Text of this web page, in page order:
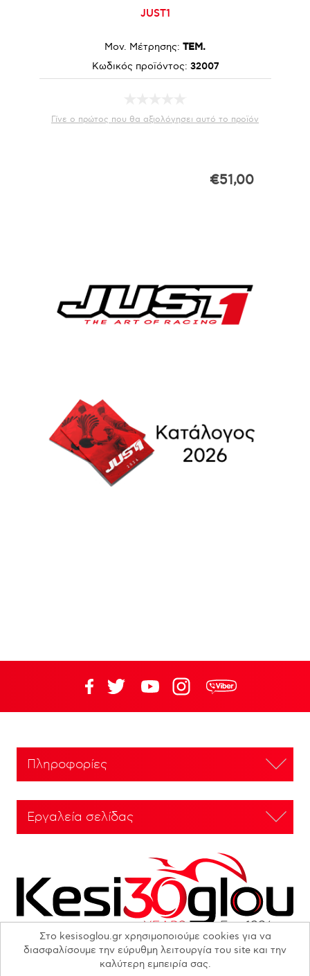
JUST1
Μον. Μέτρησης: ΤΕΜ.
Κωδικός προϊόντος: 32007
Γίνε ο πρώτος που θα αξιολόγησει αυτό το προϊόν
€51,00
Πληροφορίες
Εργαλεία σελίδας
Στο kesisoglou.gr χρησιμοποιούμε cookies για να
διασφαλίσουμε την εύρυθμη λειτουργία του site και την
καλύτερη εμπειρία σας.